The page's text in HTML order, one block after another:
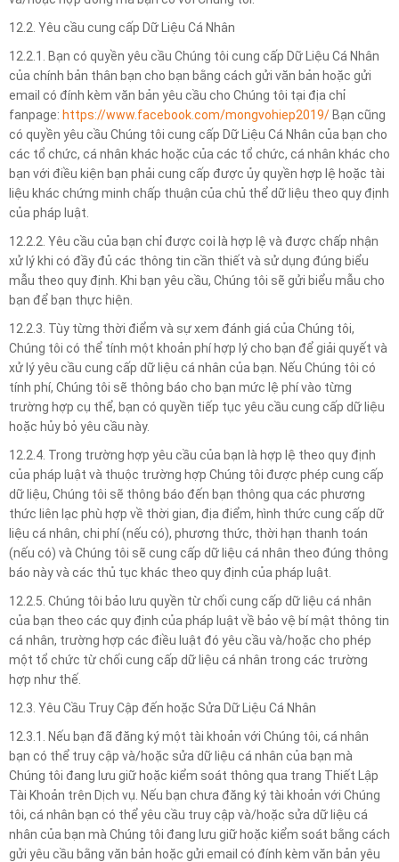
12.2. Yêu cầu cung cấp Dữ Liệu Cá Nhân
12.2.1. Bạn có quyền yêu cầu Chúng tôi cung cấp Dữ Liệu Cá Nhân
của chính bản thân bạn cho bạn bằng cách gửi văn bản hoặc gửi
email có đính kèm văn bản yêu cầu cho Chúng tôi tại địa chỉ
fanpage: https://www.facebook.com/mongvohiep2019/ Bạn cũng
có quyền yêu cầu Chúng tôi cung cấp Dữ Liệu Cá Nhân của bạn cho
các tổ chức, cá nhân khác hoặc của các tổ chức, cá nhân khác cho
bạn với điều kiện bạn phải cung cấp được ủy quyền hợp lệ hoặc tài
liệu khác chứng minh chấp thuận của chủ thể dữ liệu theo quy định
của pháp luật.
12.2.2. Yêu cầu của bạn chỉ được coi là hợp lệ và được chấp nhận
xử lý khi có đầy đủ các thông tin cần thiết và sử dụng đúng biểu
mẫu theo quy định. Khi bạn yêu cầu, Chúng tôi sẽ gửi biểu mẫu cho
bạn để bạn thực hiện.
12.2.3. Tùy từng thời điểm và sự xem đánh giá của Chúng tôi,
Chúng tôi có thể tính một khoản phí hợp lý cho bạn để giải quyết và
xử lý yêu cầu cung cấp dữ liệu cá nhân của bạn. Nếu Chúng tôi có
tính phí, Chúng tôi sẽ thông báo cho bạn mức lệ phí vào từng
trường hợp cụ thể, bạn có quyền tiếp tục yêu cầu cung cấp dữ liệu
hoặc hủy bỏ yêu cầu này.
12.2.4. Trong trường hợp yêu cầu của bạn là hợp lệ theo quy định
của pháp luật và thuộc trường hợp Chúng tôi được phép cung cấp
dữ liệu, Chúng tôi sẽ thông báo đến bạn thông qua các phương
thức liên lạc phù hợp về thời gian, địa điểm, hình thức cung cấp dữ
liệu cá nhân, chi phí (nếu có), phương thức, thời hạn thanh toán
(nếu có) và Chúng tôi sẽ cung cấp dữ liệu cá nhân theo đúng thông
báo này và các thủ tục khác theo quy định của pháp luật.
12.2.5. Chúng tôi bảo lưu quyền từ chối cung cấp dữ liệu cá nhân
của bạn theo các quy định của pháp luật về bảo vệ bí mật thông tin
cá nhân, trường hợp các điều luật đó yêu cầu và/hoặc cho phép
một tổ chức từ chối cung cấp dữ liệu cá nhân trong các trường
hợp như thế.
12.3. Yêu Cầu Truy Cập đến hoặc Sửa Dữ Liệu Cá Nhân
12.3.1. Nếu bạn đã đăng ký một tài khoản với Chúng tôi, cá nhân
bạn có thể truy cập và/hoặc sửa dữ liệu cá nhân của bạn mà
Chúng tôi đang lưu giữ hoặc kiểm soát thông qua trang Thiết Lập
Tài Khoản trên Dịch vụ. Nếu bạn chưa đăng ký tài khoản với Chúng
tôi, cá nhân bạn có thể yêu cầu truy cập và/hoặc sửa dữ liệu cá
nhân của bạn mà Chúng tôi đang lưu giữ hoặc kiểm soát bằng cách
gửi yêu cầu bằng văn bản hoặc gửi email có đính kèm văn bản yêu